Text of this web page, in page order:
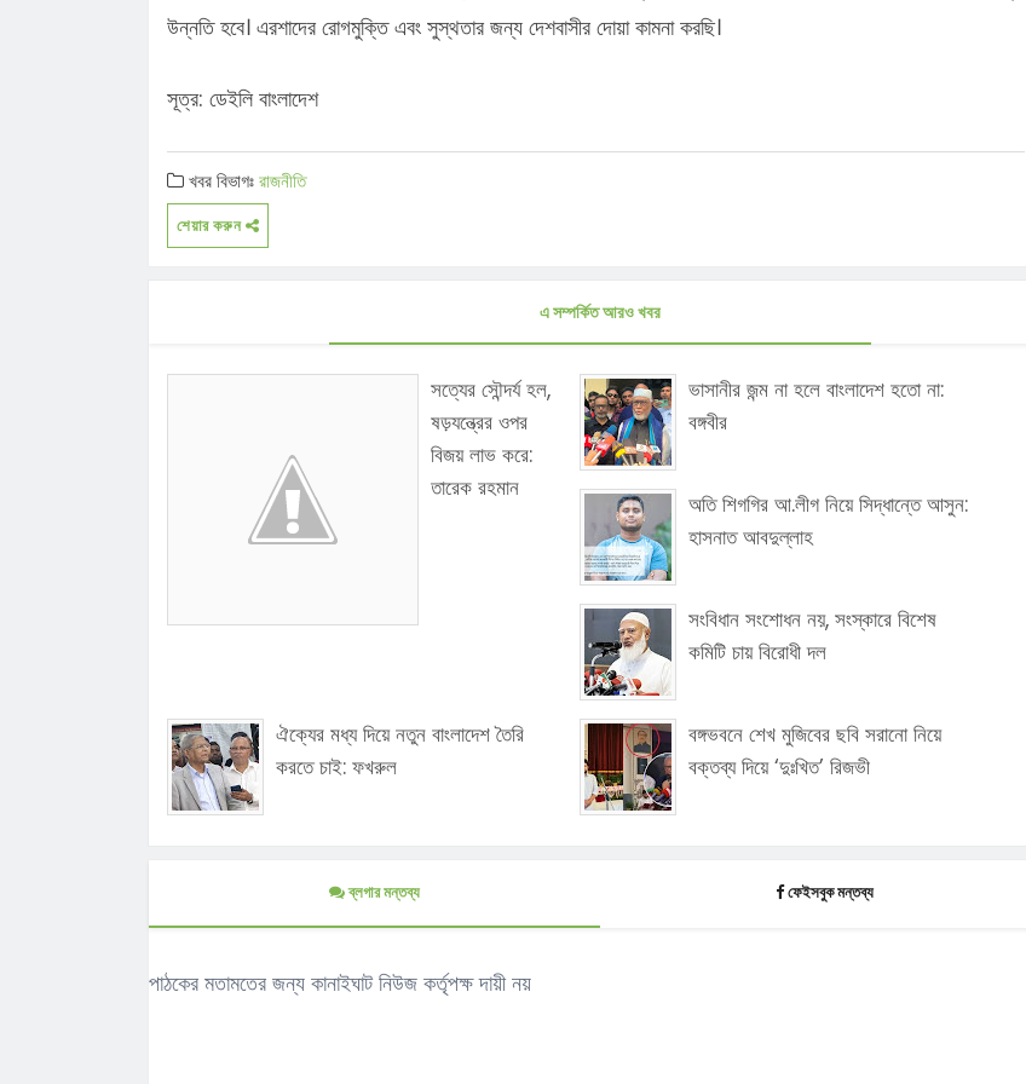
উন্নতি হবে। এরশাদের রোগমুক্তি এবং সুস্থতার জন্য দেশবাসীর দোয়া কামনা করছি।
সূত্র: ডেইলি বাংলাদেশ
খবর বিভাগঃরাজনীতি
শেয়ার করুন
এ সম্পর্কিত আরও খবর
সত্যের সৌন্দর্য হল,
ষড়যন্ত্রের ওপর
বিজয় লাভ করে:
তারেক রহমান
ভাসানীর জন্ম না হলে বাংলাদেশ হতো না:
বঙ্গবীর
অতি শিগগির আ.লীগ নিয়ে সিদ্ধান্তে আসুন:
হাসনাত আবদুল্লাহ
সংবিধান সংশোধন নয়, সংস্কারে বিশেষ
কমিটি চায় বিরোধী দল
ঐক্যের মধ্য দিয়ে নতুন বাংলাদেশ তৈরি
করতে চাই: ফখরুল
বঙ্গভবনে শেখ মুজিবের ছবি সরানো নিয়ে
বক্তব্য দিয়ে ‘দুঃখিত’ রিজভী
ব্লগার মন্তব্য ফেইসবুক মন্তব্য
পাঠকের মতামতের জন্য কানাইঘাট নিউজ কর্তৃপক্ষ দায়ী নয়